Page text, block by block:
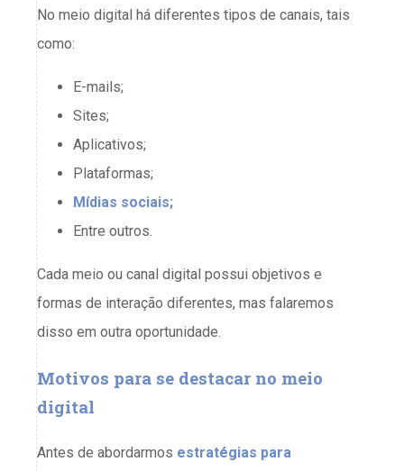
No meio digital há diferentes tipos de canais, tais
como:
E-mails;
Sites;
Aplicativos;
Plataformas;
Mídias sociais;
Entre outros.
Cada meio ou canal digital possui objetivos e
formas de interação diferentes, mas falaremos
disso em outra oportunidade.
Motivos para se destacar no meio
digital
Antes de abordarmos estratégias para